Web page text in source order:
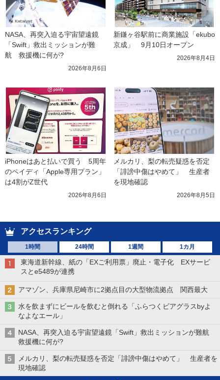
NASA、再突入迫る宇宙望遠鏡
「Swift」救出ミッションが難
航　救援機に何が?
2026年8月6日
新鎌ヶ谷駅前に商業施設「ekubo
京成」　9月10日オープン
2026年8月4日
iPhoneはあと払いで買う　5周年
のペイディ「Apple専用プラン」
は4割がZ世代
2026年8月6日
メルカリ、梨の転売疑惑を否定
「誹謗中傷はやめて」　生産者
を現地確認
2026年8月5日
アクセスランキング
1時間 24時間 1週間 1カ月
東海道新幹線、紙の「EXご利用票」廃止・電子化 EXサービ
スとe5489が連携
アマゾン、兵庫県尼崎市に2拠点目の大型物流拠点 関西最大
水を飲まずにビールを飲むと倒れる「ふらつくビアグラスbyよ
なよなエール」
NASA、再突入迫る宇宙望遠鏡「Swift」救出ミッションが難航
救援機に何が?
メルカリ、梨の転売疑惑を否定「誹謗中傷はやめて」 生産者を
現地確認